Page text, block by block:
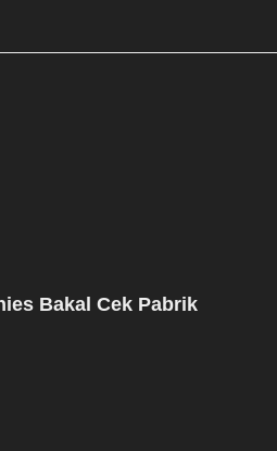
Bakal Cek Pabrik